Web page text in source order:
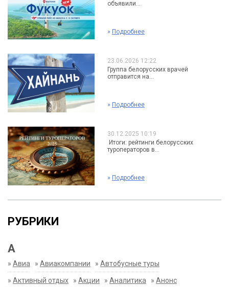
объявили...
» Подробнее
23.06.2026 12:22
Группа белорусских врачей
отправится на...
» Подробнее
30.12.2025 10:19
Итоги: рейтинги белорусских
туроператоров в...
» Подробнее
РУБРИКИ
А
» Авиа » Авиакомпании » Автобусные туры
» Активный отдых » Акции » Аналитика » Анонс